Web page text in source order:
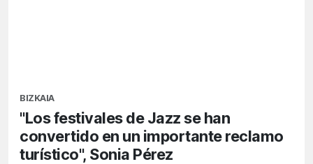
BIZKAIA
"Los festivales de Jazz se han
convertido en un importante reclamo
turístico", Sonia Pérez